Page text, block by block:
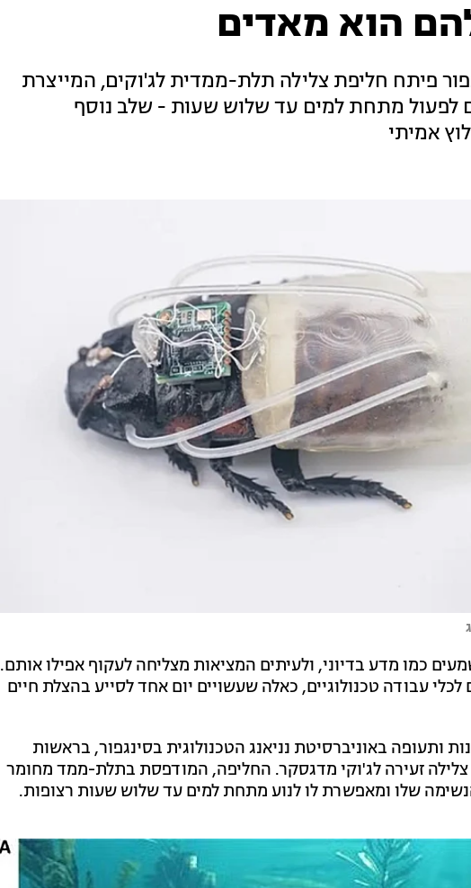
הוא מאדים
פיתח חליפת צלילה תלת-ממדית לג'וקים, המייצרת
מתחת למים עד שלוש שעות - שלב נוסף
אמיתי
כמו מדע בדיוני, ולעיתים המציאות מצליחה לעקוף אפילו אותם.
עבודה טכנולוגיים, כאלה שעשויים יום אחד לסייע בהצלת חיים
ותעופה באוניברסיטת נניאנג הטכנולוגית בסינגפור, בראשות
זעירה לג'וקי מדגסקר. החליפה, המודפסת בתלת-ממד מחומר
שלו ומאפשרת לו לנוע מתחת למים עד שלוש שעות רצופות.